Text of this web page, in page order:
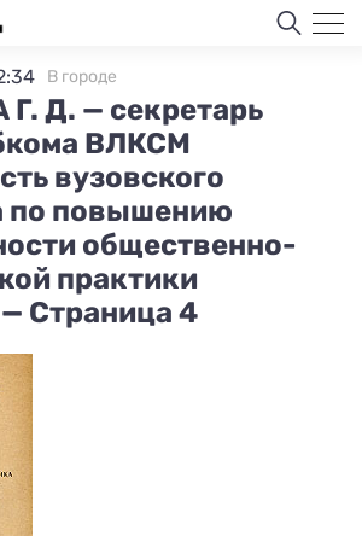
Д. — секретарь
ВЛКСМ
вузовского
по повышению
общественно-
практики
Страница 4
В городе